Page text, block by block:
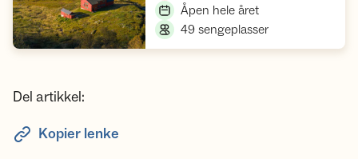
Åpen hele året,
49 sengeplasser,
Del artikkel:
Kopier lenke